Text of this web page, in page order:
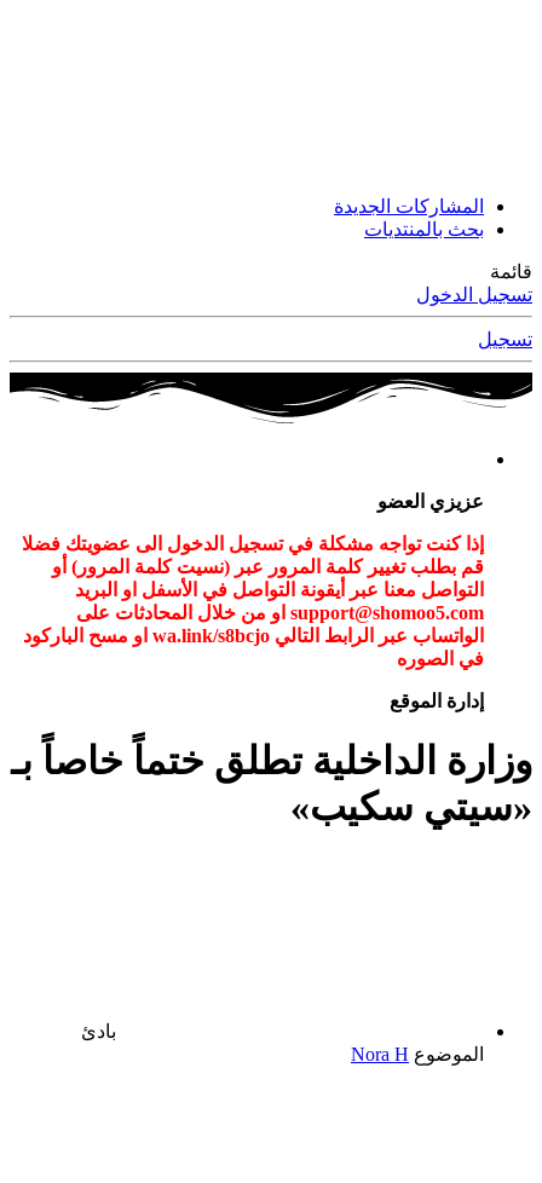
المشاركات الجديدة
بحث بالمنتديات
قائمة
تسجيل الدخول
تسجيل
عزيزي العضو
إذا كنت تواجه مشكلة في تسجيل الدخول الى عضويتك فضلا
قم بطلب تغيير كلمة المرور عبر (نسيت كلمة المرور) أو
التواصل معنا عبر أيقونة التواصل في الأسفل او البريد
support@shomoo5.com او من خلال المحادثات على
الواتساب عبر الرابط التالي wa.link/s8bcjo او مسح الباركود
في الصوره
إدارة الموقع
وزارة الداخلية تطلق ختماً خاصاً بـ
«سيتي سكيب»
بادئ
الموضوع Nora H